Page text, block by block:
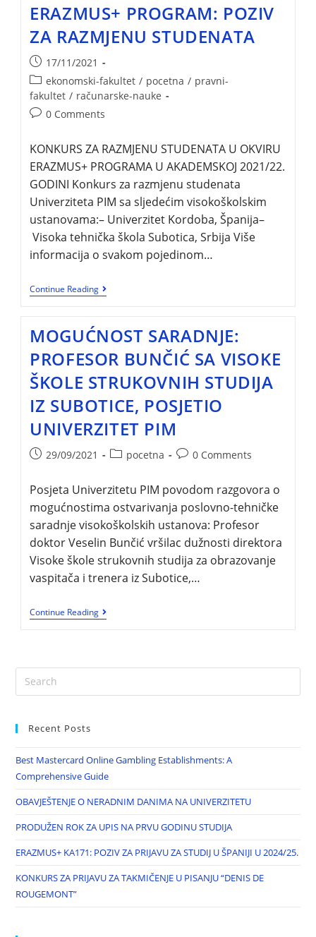
ERAZMUS+ PROGRAM: POZIV
ZA RAZMJENU STUDENATA
17/11/2021
ekonomski-fakultet / pocetna / pravni-
fakultet / računarske-nauke
0 Comments
KONKURS ZA RAZMJENU STUDENATA U OKVIRU
ERAZMUS+ PROGRAMA U AKADEMSKOJ 2021/22.
GODINI Konkurs za razmjenu studenata
Univerziteta PIM sa sljedećim visokoškolskim
ustanovama:– Univerzitet Kordoba, Španija–
Visoka tehnička škola Subotica, Srbija Više
informacija o svakom pojedinom…
Continue Reading
MOGUĆNOST SARADNJE:
PROFESOR BUNČIĆ SA VISOKE
ŠKOLE STRUKOVNIH STUDIJA
IZ SUBOTICE, POSJETIO
UNIVERZITET PIM
29/09/2021 pocetna 0 Comments
Posjeta Univerzitetu PIM povodom razgovora o
mogućnostima ostvarivanja poslovno-tehničke
saradnje visokoškolskih ustanova: Profesor
doktor Veselin Bunčić vršilac dužnosti direktora
Visoke škole strukovnih studija za obrazovanje
vaspitača i trenera iz Subotice,…
Continue Reading
Recent Posts
Best Mastercard Online Gambling Establishments: A
Comprehensive Guide
OBAVJEŠTENJE O NERADNIM DANIMA NA UNIVERZITETU
PRODUŽEN ROK ZA UPIS NA PRVU GODINU STUDIJA
ERAZMUS+ KA171: POZIV ZA PRIJAVU ZA STUDIJ U ŠPANIJI U 2024/25.
KONKURS ZA PRIJAVU ZA TAKMIČENJE U PISANJU “DENIS DE
ROUGEMONT”